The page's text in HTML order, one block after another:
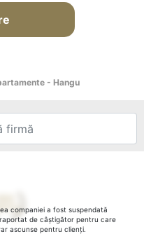
- Hangu
companiei a fost suspendată
de câștigător pentru care
ascunse pentru clienți.